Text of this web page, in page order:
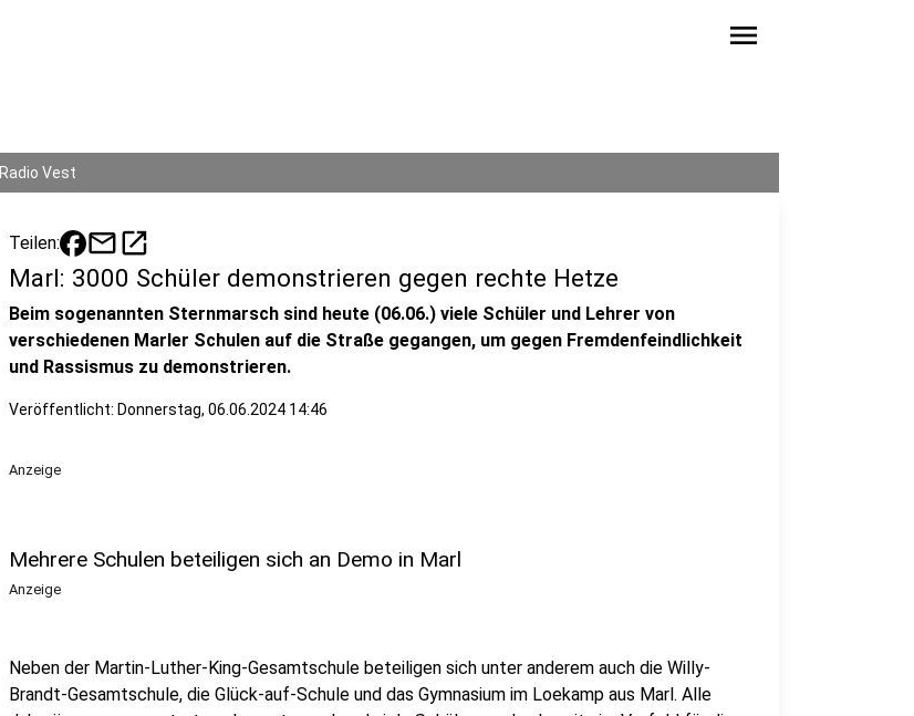
menu
Radio Vest
Teilen: mailopen_in_new
Marl: 3000 Schüler demonstrieren gegen rechte Hetze
Beim sogenannten Sternmarsch sind heute (06.06.) viele Schüler und Lehrer von
verschiedenen Marler Schulen auf die Straße gegangen, um gegen Fremdenfeindlichkeit
und Rassismus zu demonstrieren.
Veröffentlicht: Donnerstag, 06.06.2024 14:46
Anzeige
Mehrere Schulen beteiligen sich an Demo in Marl
Anzeige
Neben der Martin-Luther-King-Gesamtschule beteiligen sich unter anderem auch die Willy-
Brandt-Gesamtschule, die Glück-auf-Schule und das Gymnasium im Loekamp aus Marl. Alle